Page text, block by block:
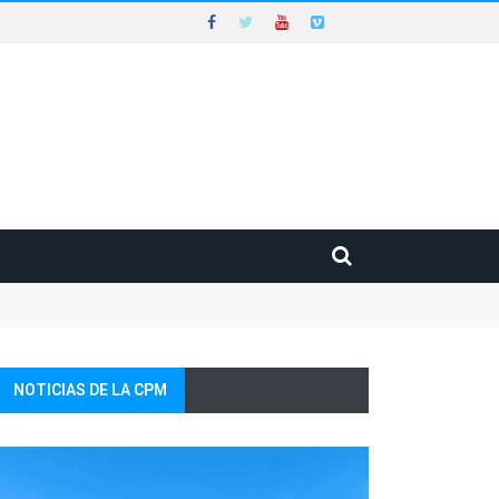
NOTICIAS DE LA CPM